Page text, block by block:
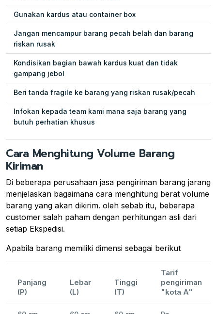
Gunakan kardus atau container box
Jangan mencampur barang pecah belah dan barang
riskan rusak
Kondisikan bagian bawah kardus kuat dan tidak
gampang jebol
Beri tanda fragile ke barang yang riskan rusak/pecah
Infokan kepada team kami mana saja barang yang
butuh perhatian khusus
Cara Menghitung Volume Barang
Kiriman
Di beberapa perusahaan jasa pengiriman barang jarang
menjelaskan bagaimana cara menghitung berat volume
barang yang akan dikirim. oleh sebab itu, beberapa
customer salah paham dengan perhitungan asli dari
setiap Ekspedisi.
Apabila barang memiliki dimensi sebagai berikut
Panjang
(P)
Lebar
(L)
Tinggi
(T)
Tarif
pengiriman
"kota A"